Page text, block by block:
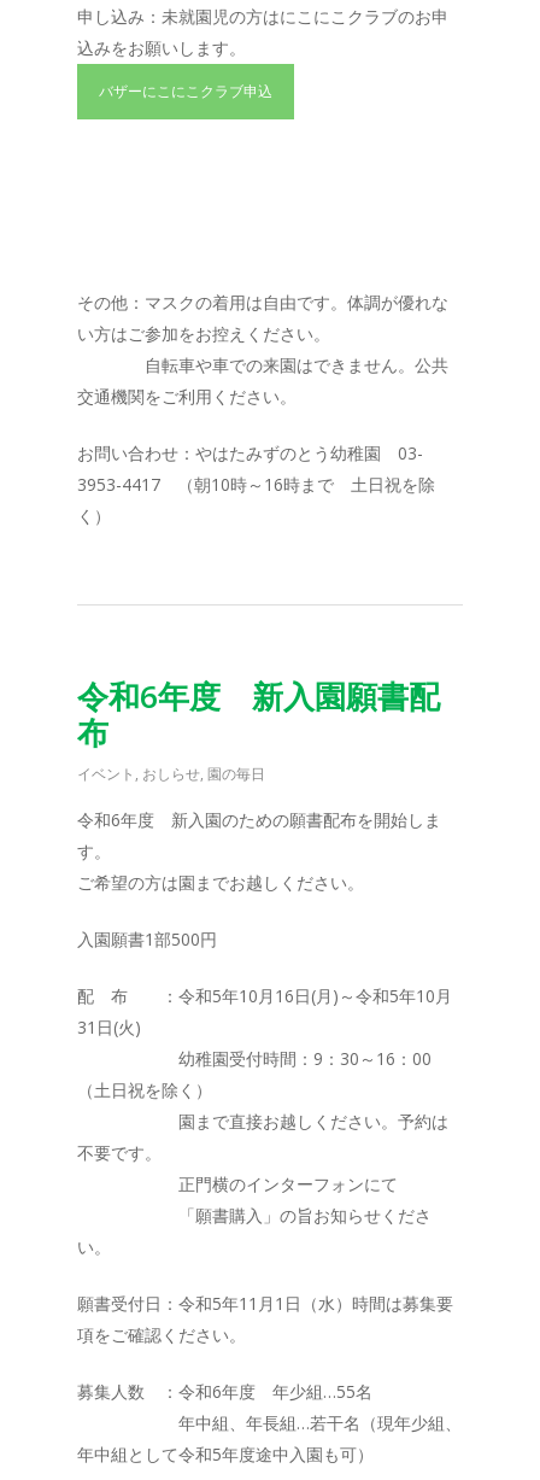
申し込み：未就園児の方はにこにこクラブのお申
込みをお願いします。
バザーにこにこクラブ申込
その他：マスクの着用は自由です。体調が優れな
い方はご参加をお控えください。
自転車や車での来園はできません。公共
交通機関をご利用ください。
お問い合わせ：やはたみずのとう幼稚園 03-
3953-4417 （朝10時～16時まで 土日祝を除
く）
令和6年度 新入園願書配
布
イベント , おしらせ, 園の毎日
令和6年度 新入園のための願書配布を開始しま
す。
ご希望の方は園までお越しください。
入園願書1部500円
配 布 ：令和5年10月16日(月)～令和5年10月
31日(火)
幼稚園受付時間：9：30～16：00
（土日祝を除く）
園まで直接お越しください。予約は
不要です。
正門横のインターフォンにて
「願書購入」の旨お知らせくださ
い。
願書受付日：令和5年11月1日（水）時間は募集要
項をご確認ください。
募集人数 ：令和6年度 年少組…55名
年中組、年長組…若干名（現年少組、
年中組として令和5年度途中入園も可）